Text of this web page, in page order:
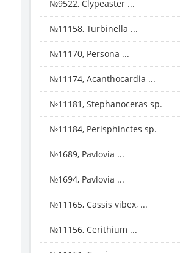
№9522, Clypeaster ...
№11158, Turbinella ...
№11170, Persona ...
№11174, Acanthocardia ...
№11181, Stephanoceras sp.
№11184, Perisphinctes sp.
№1689, Pavlovia ...
№1694, Pavlovia ...
№11165, Cassis vibex, ...
№11156, Cerithium ...